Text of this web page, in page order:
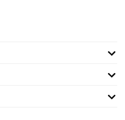
Ich habe lange überlegt ob ich wirklich
die teureren Bänder kaufe, da ist doch
und wenn man das Risiko (z.B.
Lieferung, die Bestellung erfolgte
Bändern nicht wahrzunehmen und
Rucksack über beide hängen kann.